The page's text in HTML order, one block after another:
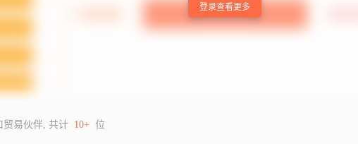
登录查看更多
贸易伙伴, 共计 10+ 位